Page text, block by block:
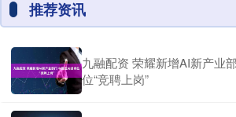
推荐资讯
九融配资 荣耀新增AI新产业
位“竞聘上岗”